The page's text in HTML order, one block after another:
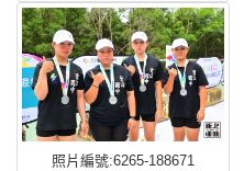
照片編號:6265-188671